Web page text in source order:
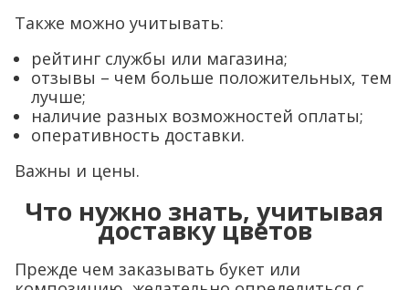
Также можно учитывать:
рейтинг службы или магазина;
отзывы – чем больше положительных, тем
лучше;
наличие разных возможностей оплаты;
оперативность доставки.
Важны и цены.
Что нужно знать, учитывая
доставку цветов
Прежде чем заказывать букет или